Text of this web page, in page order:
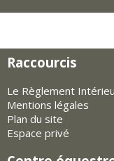
Raccourcis
Le Règlement
Mentions légales
Plan du site
Espace privé